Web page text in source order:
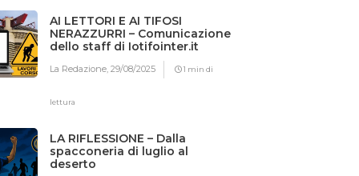
AI LETTORI E AI TIFOSI
NERAZZURRI – Comunicazione
dello staff di Iotifointer.it
La Redazione,29/08/2025 1 min di
lettura
LA RIFLESSIONE – Dalla
spacconeria di luglio al
deserto